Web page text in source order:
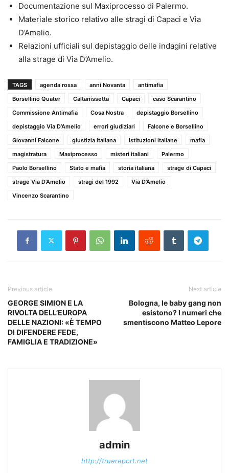
Documentazione sul Maxiprocesso di Palermo.
Materiale storico relativo alle stragi di Capaci e Via
D’Amelio.
Relazioni ufficiali sul depistaggio delle indagini relative
alla strage di Via D’Amelio.
TAGS agenda rossa anni Novanta
antimafia
Borsellino Quater
Caltanissetta Capaci
caso Scarantino
Commissione Antimafia
Cosa Nostra
depistaggio Borsellino
depistaggio Via D’Amelio
errori giudiziari
Falcone e Borsellino
Giovanni Falcone
giustizia italiana istituzioni italiane
mafia
magistratura
Maxiprocesso misteri italiani
Palermo
Paolo Borsellino
Stato e mafia storia italiana
strage di Capaci
strage Via D’Amelio
stragi del 1992
Via D’Amelio
Vincenzo Scarantino
Previous article
GEORGE SIMION E LA
RIVOLTA DELL’EUROPA
DELLE NAZIONI: «È TEMPO
DI DIFENDERE FEDE,
FAMIGLIA E TRADIZIONE»
Next article
Bologna, le baby gang non
esistono? I numeri che
smentiscono Matteo Lepore
admin
http://truereport.net